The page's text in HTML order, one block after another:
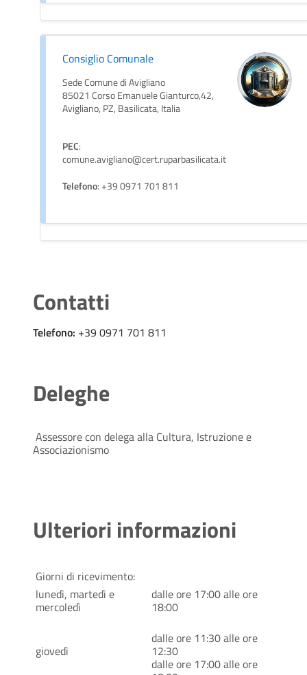
Consiglio Comunale
Sede Comune di Avigliano
85021 Corso Emanuele Gianturco,42,
Avigliano, PZ, Basilicata, Italia
PEC:
comune.avigliano@cert.ruparbasilicata.it
Telefono: +39 0971 701 811
Contatti
Telefono: +39 0971 701 811
Deleghe
Assessore con delega alla Cultura, Istruzione e
Associazionismo
Ulteriori informazioni
Giorni di ricevimento:
lunedì, martedì e
mercoledì
dalle ore 17:00 alle ore
18:00
giovedì
dalle ore 11:30 alle ore
12:30
dalle ore 17:00 alle ore